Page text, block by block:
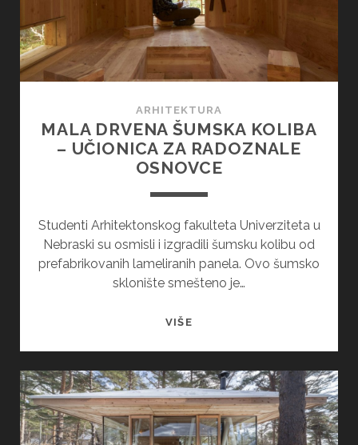
ALPA
ARHITEKTURA
MALA DRVENA ŠUMSKA KOLIBA
– UČIONICA ZA RADOZNALE
OSNOVCE
Studenti Arhitektonskog fakulteta Univerziteta u
Nebraski su osmisli i izgradili šumsku kolibu od
prefabrikovanih lameliranih panela. Ovo šumsko
sklonište smešteno je…
VIŠEMALA
KOLIBA
–
UČIONICA
ZA